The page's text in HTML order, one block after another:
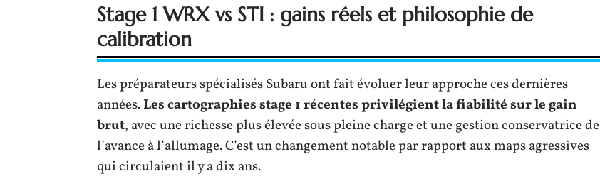
Stage 1 WRX vs STI : gains réels et philosophie de
calibration
Les préparateurs spécialisés Subaru ont fait évoluer leur approche ces dernières
années.Les cartographies stage 1 récentes privilégient la fiabilité sur le gain
brut, avec une richesse plus élevée sous pleine charge et une gestion conservatrice de
l’avance à l’allumage. C’est un changement notable par rapport aux maps agressives
qui circulaient il y a dix ans.